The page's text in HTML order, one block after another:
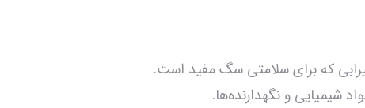
که برای سلامتی سگ مفید است.
شیمیایی و نگهدارنده‌ها.